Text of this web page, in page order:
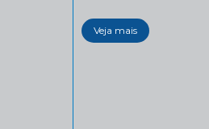
Veja mais